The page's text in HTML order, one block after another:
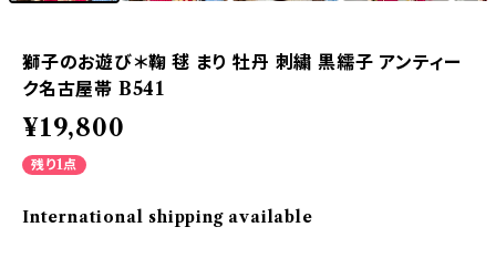
獅子のお遊び＊鞠 毬 まり 牡丹 刺繍 黒繻子 アンティー
ク名古屋帯 B541
¥19,800
残り1点
International shipping available